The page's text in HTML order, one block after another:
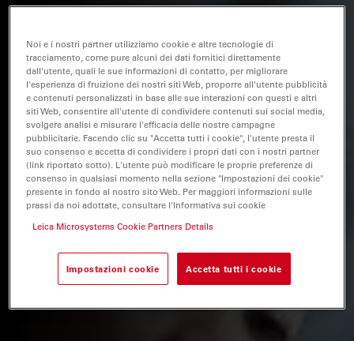
Noi e i nostri partner utilizziamo cookie e altre tecnologie di
tracciamento, come pure alcuni dei dati fornitici direttamente
dall'utente, quali le sue informazioni di contatto, per migliorare
l'esperienza di fruizione dei nostri siti Web, proporre all'utente pubblicità
e contenuti personalizzati in base alle sue interazioni con questi e altri
siti Web, consentire all'utente di condividere contenuti sui social media,
svolgere analisi e misurare l'efficacia delle nostre campagne
pubblicitarie. Facendo clic su "Accetta tutti i cookie", l'utente presta il
suo consenso e accetta di condividere i propri dati con i nostri partner
(link riportato sotto). L'utente può modificare le proprie preferenze di
consenso in qualsiasi momento nella sezione "Impostazioni dei cookie"
presente in fondo al nostro sito Web. Per maggiori informazioni sulle
prassi da noi adottate, consultare l'Informativa sui cookie
Leica Microsystems Cookie Partners Details
Impostazioni cookie Accetta tutti i cookie